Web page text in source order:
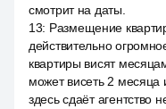
смотрит на даты.
13: Размещение
действительно
квартиры висят
может висеть 2 месяца
здесь сдаёт агентство